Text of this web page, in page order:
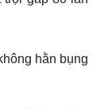
hằn bụng